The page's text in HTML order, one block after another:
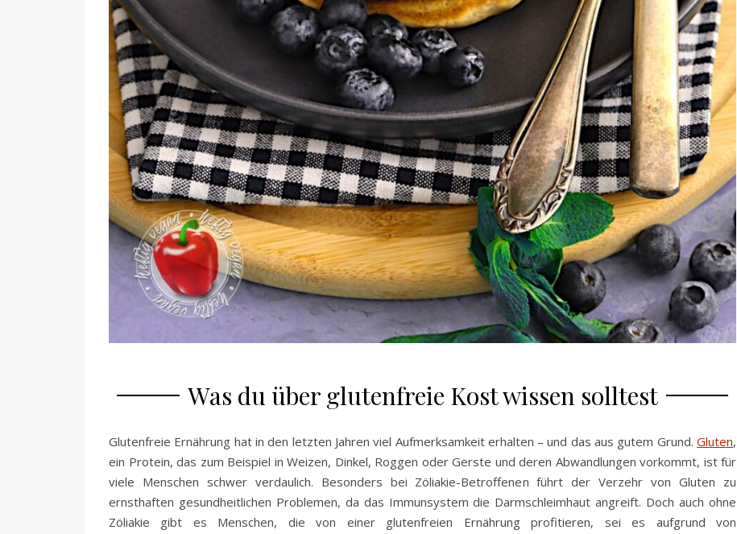
Was du über glutenfreie Kost wissen solltest
Glutenfreie Ernährung hat in den letzten Jahren viel Aufmerksamkeit erhalten – und das aus gutem Grund. Gluten,
ein Protein, das zum Beispiel in Weizen, Dinkel, Roggen oder Gerste und deren Abwandlungen vorkommt, ist für
viele Menschen schwer verdaulich. Besonders bei Zöliakie-Betroffenen führt der Verzehr von Gluten zu
ernsthaften gesundheitlichen Problemen, da das Immunsystem die Darmschleimhaut angreift. Doch auch ohne
Zöliakie gibt es Menschen, die von einer glutenfreien Ernährung profitieren, sei es aufgrund von